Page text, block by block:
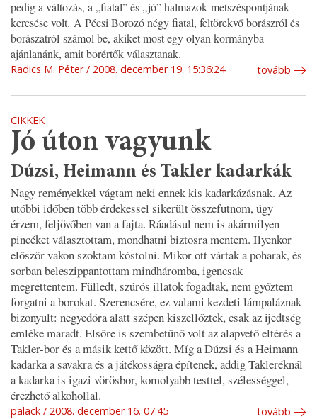
pedig a változás, a „fiatal” és „jó” halmazok metszéspontjának
keresése volt. A Pécsi Borozó négy fiatal, feltörekvő borászról és
borászatról számol be, akiket most egy olyan kormányba
ajánlanánk, amit borértők választanak.
Radics M. Péter 2008. december 19. 15:36:24 tovább
CIKKEK
Jó úton vagyunk
Dúzsi, Heimann és Takler kadarkák
Nagy reményekkel vágtam neki ennek kis kadarkázásnak. Az
utóbbi időben több érdekessel sikerült összefutnom, úgy
érzem, feljövőben van a fajta. Ráadásul nem is akármilyen
pincéket választottam, mondhatni biztosra mentem. Ilyenkor
először vakon szoktam kóstolni. Mikor ott vártak a poharak, és
sorban beleszippantottam mindháromba, igencsak
megrettentem. Fülledt, szúrós illatok fogadtak, nem győztem
forgatni a borokat. Szerencsére, ez valami kezdeti lámpaláznak
bizonyult: negyedóra alatt szépen kiszellőztek, csak az ijedtség
emléke maradt. Elsőre is szembetűnő volt az alapvető eltérés a
Takler-bor és a másik kettő között. Míg a Dúzsi és a Heimann
kadarka a savakra és a játékosságra építenek, addig Takleréknál
a kadarka is igazi vörösbor, komolyabb testtel, szélességgel,
érezhető alkohollal.
palack 2008. december 16. 07:45 tovább